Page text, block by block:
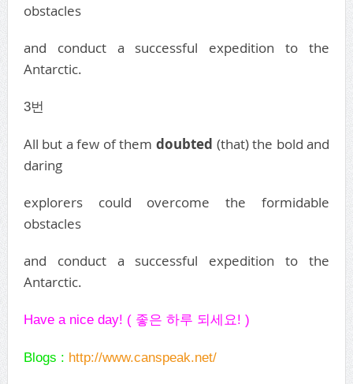
obstacles
and conduct a successful expedition to the
Antarctic.
3번
All but a few of them doubted (that) the bold and
daring
explorers could overcome the formidable
obstacles
and conduct a successful expedition to the
Antarctic.
Have a nice day! ( 좋은 하루 되세요! )
Blogs : http://www.canspeak.net/